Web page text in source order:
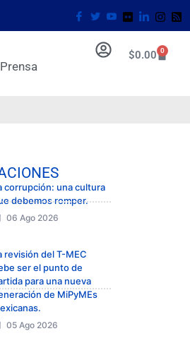
Prensa
$0.00 0
corrupción: una cultura
debemos romper.
06 Ago 2026
revisión del T-MEC
ser el punto de
para una nueva
de MiPyMEs
05 Ago 2026